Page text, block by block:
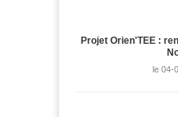
Projet Orien'TEE :
le 04-